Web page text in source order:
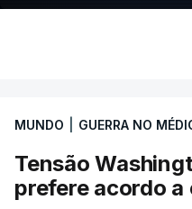
MUNDO GUERRA NO
Tensão
prefere acordo